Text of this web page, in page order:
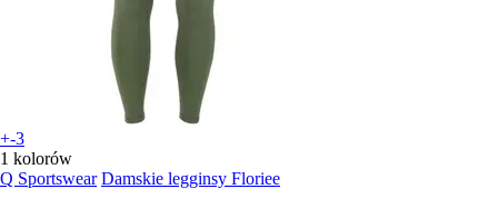
+-3
1 kolorów
Q Sportswear Damskie legginsy Floriee